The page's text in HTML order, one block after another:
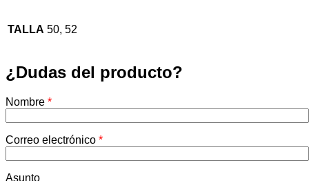
TALLA 50, 52
¿Dudas del producto?
Nombre *
Correo electrónico *
Asunto